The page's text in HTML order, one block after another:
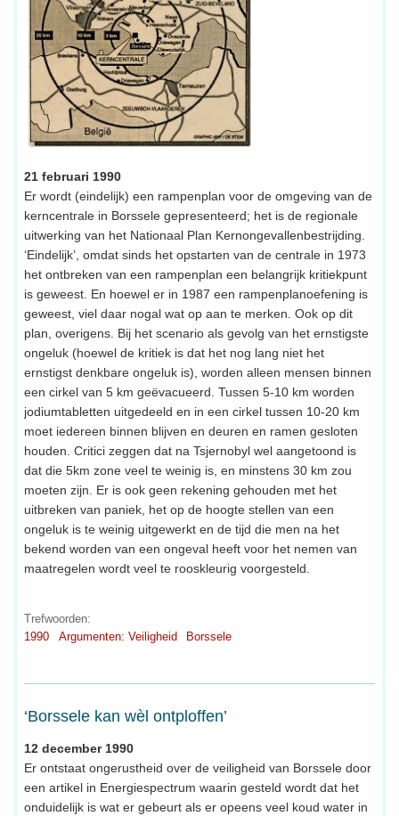
21 februari 1990
Er wordt (eindelijk) een rampenplan voor de omgeving van de
kerncentrale in Borssele gepresenteerd; het is de regionale
uitwerking van het Nationaal Plan Kernongevallenbestrijding.
‘Eindelijk’, omdat sinds het opstarten van de centrale in 1973
het ontbreken van een rampenplan een belangrijk kritiekpunt
is geweest. En hoewel er in 1987 een rampenplanoefening is
geweest, viel daar nogal wat op aan te merken. Ook op dit
plan, overigens. Bij het scenario als gevolg van het ernstigste
ongeluk (hoewel de kritiek is dat het nog lang niet het
ernstigst denkbare ongeluk is), worden alleen mensen binnen
een cirkel van 5 km geëvacueerd. Tussen 5-10 km worden
jodiumtabletten uitgedeeld en in een cirkel tussen 10-20 km
moet iedereen binnen blijven en deuren en ramen gesloten
houden. Critici zeggen dat na Tsjernobyl wel aangetoond is
dat die 5km zone veel te weinig is, en minstens 30 km zou
moeten zijn. Er is ook geen rekening gehouden met het
uitbreken van paniek, het op de hoogte stellen van een
ongeluk is te weinig uitgewerkt en de tijd die men na het
bekend worden van een ongeval heeft voor het nemen van
maatregelen wordt veel te rooskleurig voorgesteld.
Trefwoorden:
1990
Argumenten: Veiligheid Borssele
‘Borssele kan wèl ontploffen’
12 december 1990
Er ontstaat ongerustheid over de veiligheid van Borssele door
een artikel in Energiespectrum waarin gesteld wordt dat het
onduidelijk is wat er gebeurt als er opeens veel koud water in